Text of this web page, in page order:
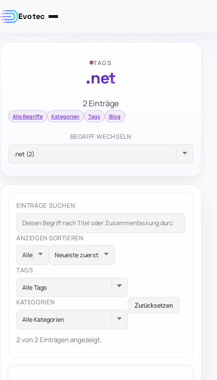
Evotec
TAGS
.net
2 Einträge
Alle Begriffe Kategorien Tags Blog
BEGRIFF WECHSELN
EINTRÄGE SUCHEN
ANZEIGEN SORTIEREN
TAGS
Alle Tags
KATEGORIEN
Alle Kategorien
Zurücksetzen
2 von 2 Einträgen angezeigt.